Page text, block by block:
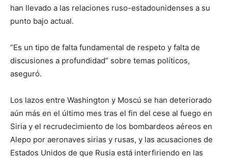
han llevado a las relaciones ruso-estadounidenses a su
punto bajo actual.
“Es un tipo de falta fundamental de respeto y falta de
discusiones a profundidad” sobre temas políticos,
aseguró.
Los lazos entre Washington y Moscú se han deteriorado
aún más en el último mes tras el fin del cese al fuego en
Siria y el recrudecimiento de los bombardeos aéreos en
Alepo por aeronaves sirias y rusas, y las acusaciones de
Estados Unidos de que Rusia está interfiriendo en las